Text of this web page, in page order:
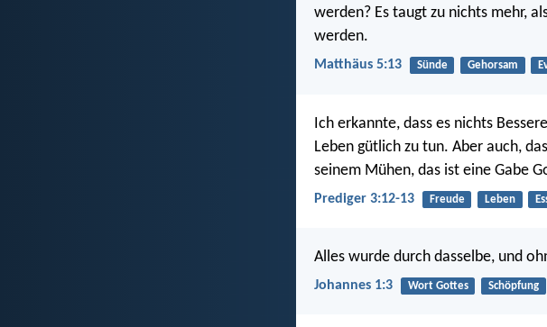
werden? Es taugt zu nichts mehr,
werden.
Matthäus 5:13 Sünde Gehorsam
Ich erkannte, dass es nichts
Leben gütlich zu tun. Aber auch,
seinem Mühen, das ist eine Gabe
Prediger 3:12-13 Freude Leben
Alles wurde durch dasselbe, und
Johannes 1:3 Wort Gottes Schöpfung